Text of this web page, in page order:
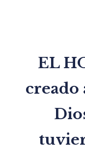
EL
creado